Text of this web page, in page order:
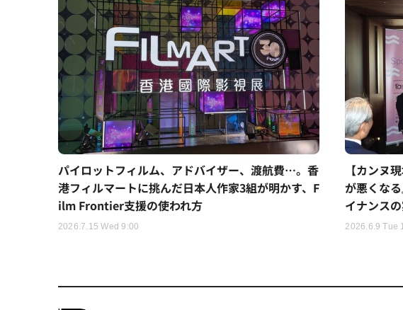
パイロットフィルム、アドバイザー、渡航費…。香
港フィルマートに挑んだ日本人作家3組が明かす、F
ilm Frontier支援の使われ方
2026.7.15 Wed 9:00
【カンヌ
が悪くな
イナンス
2026.6.9 Tue